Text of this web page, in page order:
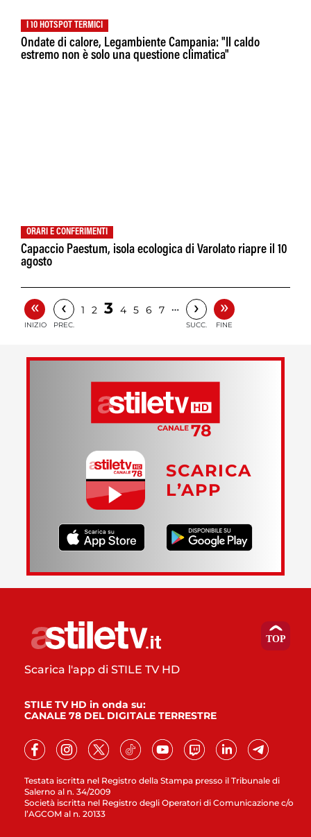
I 10 HOTSPOT TERMICI
Ondate di calore, Legambiente Campania: "Il caldo
estremo non è solo una questione climatica"
ORARI E CONFERIMENTI
Capaccio Paestum, isola ecologica di Varolato riapre il 10
agosto
«
INIZIO
‹
PREC.
1 2 3 4 5 6 7 … ›
SUCC.
»
FINE
SCARICA
L’APP
Testata iscritta nel Registro della Stampa presso il Tribunale di
Salerno al n. 34/2009
Società iscritta nel Registro degli Operatori di Comunicazione c/o
l’AGCOM al n. 20133
Scarica l'app di STILE TV HD
STILE TV HD in onda su:
CANALE 78 DEL DIGITALE TERRESTRE